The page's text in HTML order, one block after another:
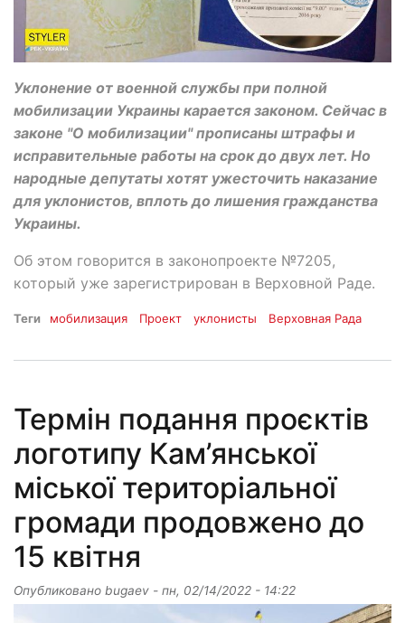
Уклонение от военной службы при полной
мобилизации Украины карается законом. Сейчас в
законе "О мобилизации" прописаны штрафы и
исправительные работы на срок до двух лет. Но
народные депутаты хотят ужесточить наказание
для уклонистов, вплоть до лишения гражданства
Украины.
Об этом говорится в законопроекте №7205,
который уже зарегистрирован в Верховной Раде.
Теги мобилизация Проект уклонисты Верховная Рада
Термін подання проєктів
логотипу Кам’янської
міської територіальної
громади продовжено до
15 квітня
Опубликовано bugaev - пн, 02/14/2022 - 14:22